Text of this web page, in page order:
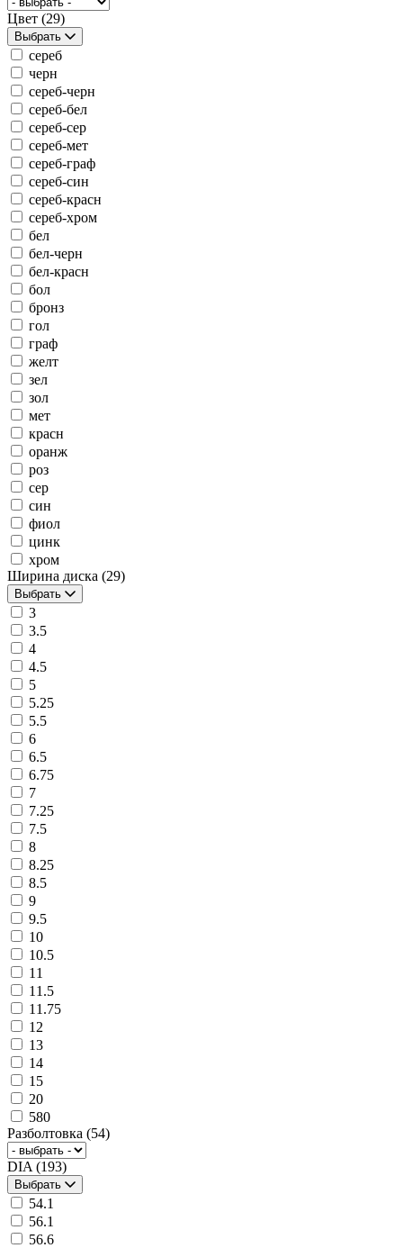
Цвет (29)
Выбрать
сереб
черн
сереб-черн
сереб-бел
сереб-сер
сереб-мет
сереб-граф
сереб-син
сереб-красн
сереб-хром
бел
бел-черн
бел-красн
бол
бронз
гол
граф
желт
зел
зол
мет
красн
оранж
роз
сер
син
фиол
цинк
хром
Ширина диска (29)
Выбрать
3
3.5
4
4.5
5
5.25
5.5
6
6.5
6.75
7
7.25
7.5
8
8.25
8.5
9
9.5
10
10.5
11
11.5
11.75
12
13
14
15
20
580
Разболтовка (54)
DIA (193)
Выбрать
54.1
56.1
56.6